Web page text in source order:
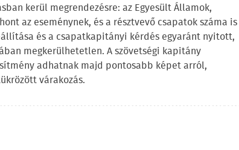
kerül megrendezésre: az Egyesült Államok,
az eseménynek, és a résztvevő csapatok száma is
és a csapatkapitányi kérdés egyaránt nyitott,
megkerülhetetlen. A szövetségi kapitány
adhatnak majd pontosabb képet arról,
várakozás.